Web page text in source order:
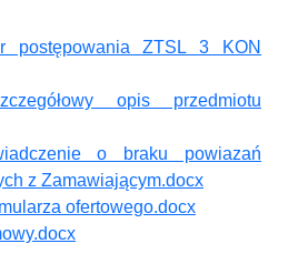
postępowania ZTSL 3 KON
opis przedmiotu
o braku powiazań
z Zamawiającym.docx
ofertowego.docx